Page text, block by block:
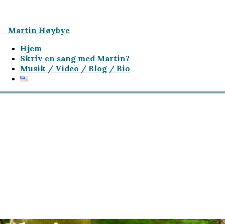
Martin Høybye
Hjem
Skriv en sang med Martin?
Musik / Video / Blog / Bio